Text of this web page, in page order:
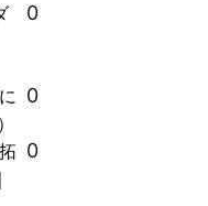
0
0
0